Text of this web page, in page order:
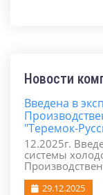
Новости
Введена в
"Теремок-
12.2025г.
системы
29.12.2025